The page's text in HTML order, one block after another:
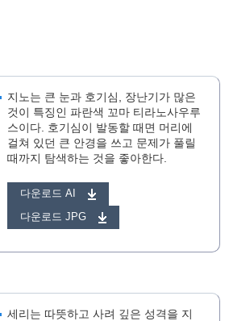
지노는 큰 눈과 호기심, 장난기가 많은
것이 특징인 파란색 꼬마 티라노사우루
스이다. 호기심이 발동할 때면 머리에
걸쳐 있던 큰 안경을 쓰고 문제가 풀릴
때까지 탐색하는 것을 좋아한다.
다운로드 AI
다운로드 JPG
세리는 따뜻하고 사려 깊은 성격을 지